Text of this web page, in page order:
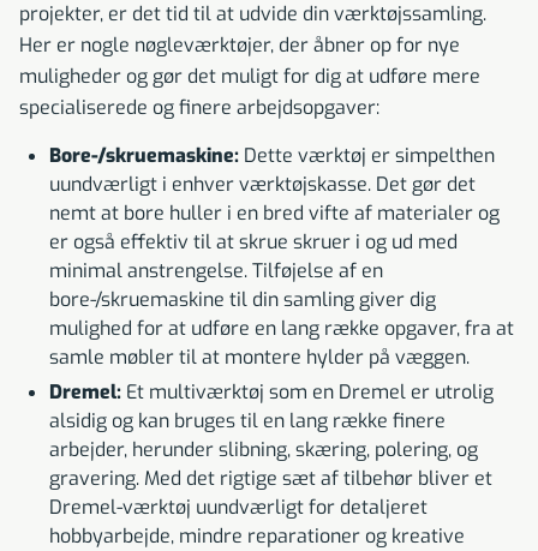
projekter, er det tid til at udvide din værktøjssamling.
Her er nogle nøgleværktøjer, der åbner op for nye
muligheder og gør det muligt for dig at udføre mere
specialiserede og finere arbejdsopgaver:
Bore-/skruemaskine: Dette værktøj er simpelthen
uundværligt i enhver værktøjskasse. Det gør det
nemt at bore huller i en bred vifte af materialer og
er også effektiv til at skrue skruer i og ud med
minimal anstrengelse. Tilføjelse af en
bore-/skruemaskine til din samling giver dig
mulighed for at udføre en lang række opgaver, fra at
samle møbler til at montere hylder på væggen.
Dremel: Et multiværktøj som en Dremel er utrolig
alsidig og kan bruges til en lang række finere
arbejder, herunder slibning, skæring, polering, og
gravering. Med det rigtige sæt af tilbehør bliver et
Dremel-værktøj uundværligt for detaljeret
hobbyarbejde, mindre reparationer og kreative